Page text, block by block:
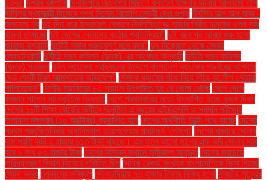
চত্বর’ দশরথ রঙ্গশালা দিনাজপুরে বিএনপির মিছিলে ককটেল হামলার ঘটনায় আওয়ামী লীগ
দিল্লির মুখ্যমন্ত্রী হিসেবে শপথ নিলেন বিজেপি নেত্রী রেখা গুপ্ত দীর্ঘদিন অল্প অল্প জ্বর -
অবহেলা নয় দুই দিন ধরে ইসরায়েল যেভাবে ফিলিস্তিনের গাজার নিরীহ মানুষের ওপর বর্বর
হামলা চালাচ্ছে দুই দেশের নেতাদের কঠোর প্রতিক্রিয়া" দুই বছর পর আবার শুরু হলো
জাহাজ রপ্তানি দুটোই সমান গুরুত্বপূর্ণ মনে করে" দুধ বিক্রেতা থেকে সেনার
লেফটেন্যান্ট! দুর্নীতি দমন কমিশন (দুদক) এর আবেদন অনুযায়ী দুর্নীতি দমন কমিশন
(দুদক) গতকাল দুর্বল ব্যাংকের গ্রাহকদের উদ্দেশে বাংলাদেশ ব্যাংকের গভর্নরের আশ্বাস
দেড় কোটি টাকা আত্মসাতের অভিযোগ" দেশকে ধ্বংসের পথে নিয়ে গিয়ে আ.লীগ নেতারা
পালিয়েছেন" দেশীয় সয়াবিনের ৮০ শতাংশ উৎপাদিত হয় যে জেলা থেকে দেশে দেশে
রমজান পালনে সাংস্কৃতিক ভিন্নতা দেশে প্রথমবারের মতো উদযাপিত হচ্ছে কৃষক দিবস
দেশের ১১টি শিক্ষা বোর্ডের অধীনে অনুষ্ঠিত এ বছরের এইচএসসি ও সমমান পরীক্ষার
ফলাফল মঙ্গলবার (১৫ অক্টোবর) প্রকাশিত হবে দেশের অর্থনীতি উল্টো পথে যাচ্ছে দেশের
প্রথম প্রযুক্তিনির্ভর অ্যানিম্যাল ওয়েলফেয়ার প্ল্যাটফর্ম 'পেটগো' দেশের বাজারে সোনার
দাম প্রতি ভরি ২ হাজার ৬১৩ টাকা বাড়ছে। এর ফলে ভালো মানের এক ভরি সোনার দাম
হবে ১ লাখ ৫৩ হাজার টাকা দেশের বিভিন্ন স্থানে ভূমিকম্প অনুভূত দেশের সবচেয়ে
দারিদ্র্যপ্রবণ বিভাগ হিসেবে পরিচিত ছিল দৈনিক রেকর্ড সংখ্যক বাংলাদেশিকে ভিসা দিচ্ছে
সৌদি আরব দোকানের ভবিষ্যৎ দৌলতদিয়ায় ৭৩ হাজার টাকায় বিক্রি হলো দ্বিতীয় পুত্রের